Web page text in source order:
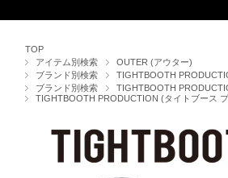
TOP
アイテム別検索
OUTER (アウター)
ブランド別検索
TIGHTBOOTH
ブランド別検索
TIGHTBOOTH
TIGHTBOOTH PRODUCTION (タイトブース